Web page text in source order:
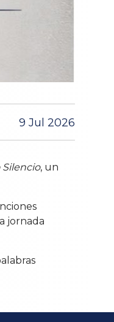
9 Jul 2026
Silencio, un
jornada